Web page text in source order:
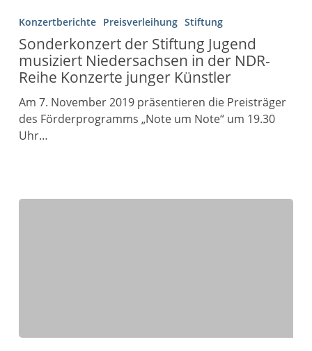
Konzertberichte Preisverleihung Stiftung
Sonderkonzert der Stiftung Jugend
musiziert Niedersachsen in der NDR-
Reihe Konzerte junger Künstler
Am 7. November 2019 präsentieren die Preisträger
des Förderprogramms „Note um Note“ um 19.30
Uhr…